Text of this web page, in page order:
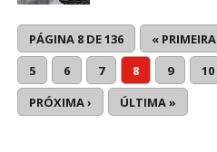
PÁGINA 8 DE 136 « PRIMEIRA
5
6 7 8 9 10
PRÓXIMA ›
ÚLTIMA »